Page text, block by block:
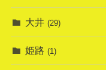
大井 (29)
姫路 (1)